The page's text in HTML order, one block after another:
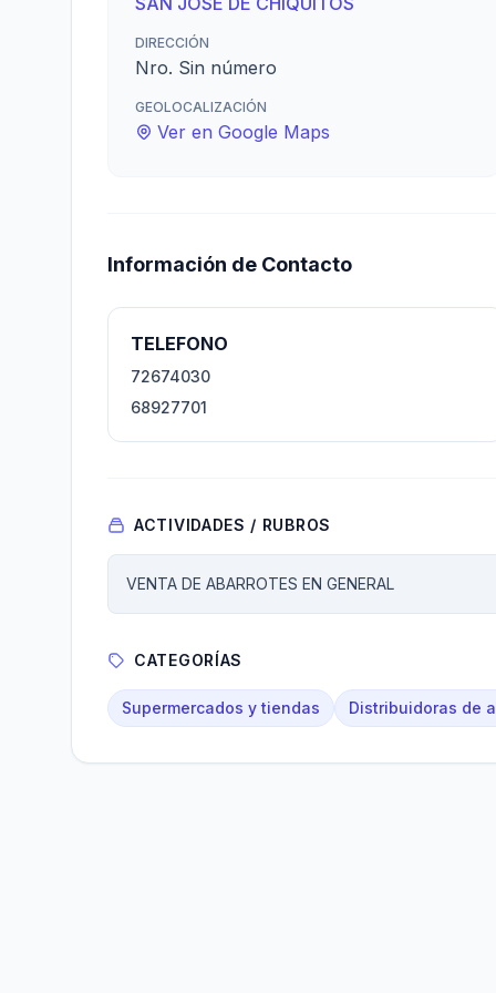
DIRECCIÓN
Nro. Sin número
GEOLOCALIZACIÓN
Ver en Google Maps
Información de Contacto
TELEFONO
72674030
68927701
ACTIVIDADES / RUBROS
VENTA DE ABARROTES EN GENERAL
CATEGORÍAS
Supermercados y tiendas Distribuidoras de